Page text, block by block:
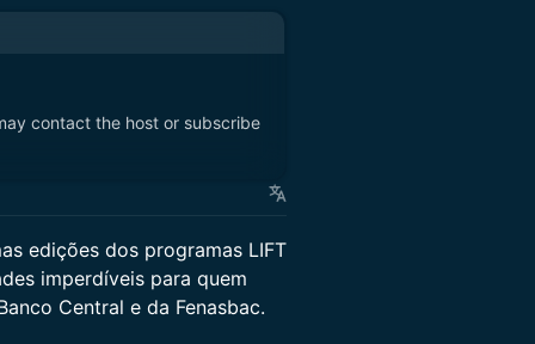
contact the host or subscribe
edições dos programas LIFT
imperdíveis para quem
Central e da Fenasbac.